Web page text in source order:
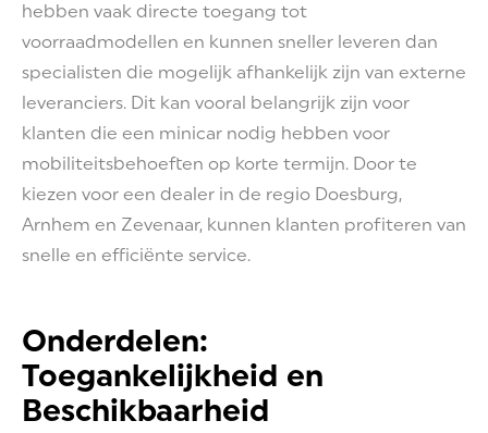
hebben vaak directe toegang tot
voorraadmodellen en kunnen sneller leveren dan
specialisten die mogelijk afhankelijk zijn van externe
leveranciers. Dit kan vooral belangrijk zijn voor
klanten die een minicar nodig hebben voor
mobiliteitsbehoeften op korte termijn. Door te
kiezen voor een dealer in de regio Doesburg,
Arnhem en Zevenaar, kunnen klanten profiteren van
snelle en efficiënte service.
Onderdelen:
Toegankelijkheid en
Beschikbaarheid